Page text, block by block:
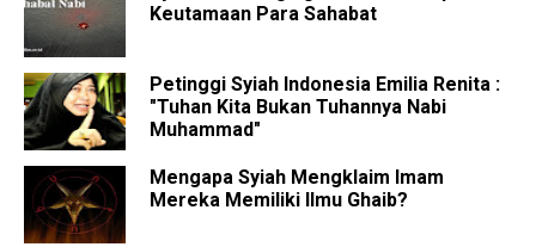
Keutamaan Para Sahabat
Petinggi Syiah Indonesia Emilia Renita :
"Tuhan Kita Bukan Tuhannya Nabi
Muhammad"
Mengapa Syiah Mengklaim Imam
Mereka Memiliki Ilmu Ghaib?